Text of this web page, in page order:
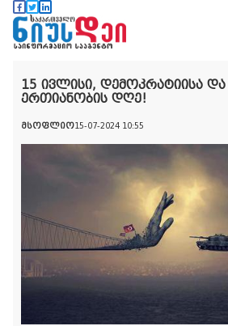
15 ივლისი, დემოკრატიისა
ერთიანობის დღე!
მსოფლიო15-07-2024 10:55